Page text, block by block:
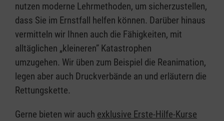
nutzen moderne Lehrmethoden, um sicherzustellen,
dass Sie im Ernstfall helfen können. Darüber hinaus
vermitteln wir Ihnen auch die Fähigkeiten, mit
alltäglichen „kleineren” Katastrophen
umzugehen. Wir üben zum Beispiel die Reanimation,
legen aber auch Druckverbände an und erläutern die
Rettungskette.
Gerne bieten wir auch exklusive Erste-Hilfe-Kurse